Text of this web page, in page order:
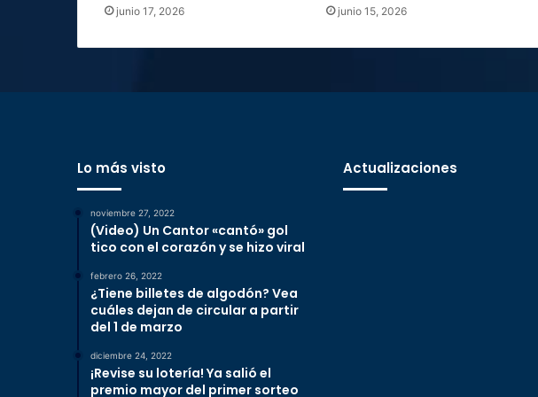
junio 17, 2026 junio 15, 2026
Lo más visto
noviembre 27, 2022
(Video) Un Cantor «cantó» gol
tico con el corazón y se hizo viral
febrero 26, 2022
¿Tiene billetes de algodón? Vea
cuáles dejan de circular a partir
del 1 de marzo
diciembre 24, 2022
¡Revise su lotería! Ya salió el
premio mayor del primer sorteo
Actualizaciones